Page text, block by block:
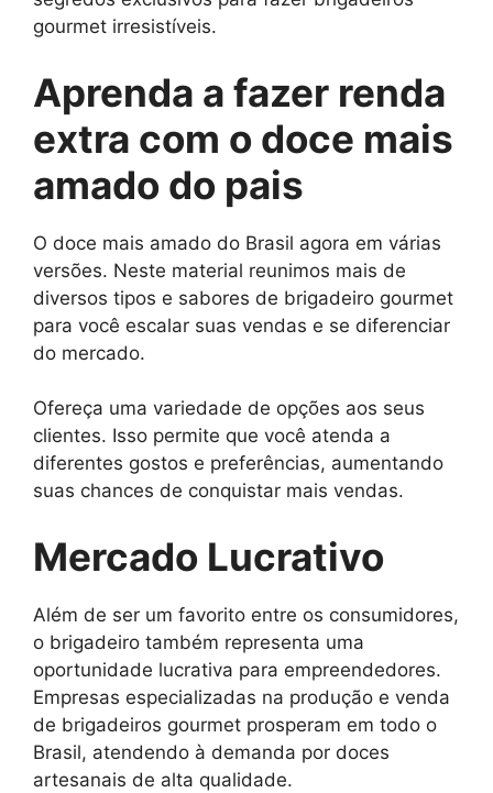
gourmet irresistíveis.
Aprenda a fazer renda
extra com o doce mais
amado do pais
O doce mais amado do Brasil agora em várias
versões. Neste material reunimos mais de
diversos tipos e sabores de brigadeiro gourmet
para você escalar suas vendas e se diferenciar
do mercado.
Ofereça uma variedade de opções aos seus
clientes. Isso permite que você atenda a
diferentes gostos e preferências, aumentando
suas chances de conquistar mais vendas.
Mercado Lucrativo
Além de ser um favorito entre os consumidores,
o brigadeiro também representa uma
oportunidade lucrativa para empreendedores.
Empresas especializadas na produção e venda
de brigadeiros gourmet prosperam em todo o
Brasil, atendendo à demanda por doces
artesanais de alta qualidade.